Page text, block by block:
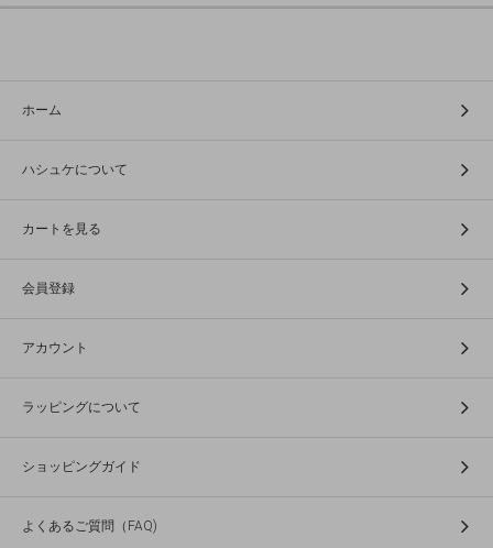
ホーム
ハシュケについて
カートを見る
会員登録
アカウント
ラッピングについて
ショッピングガイド
よくあるご質問（FAQ)